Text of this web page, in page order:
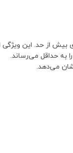
بیش از حد. این
به حداقل می‌رساند.
می‌دهد.